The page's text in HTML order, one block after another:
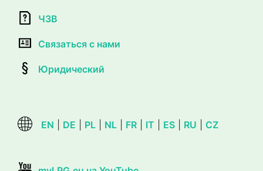
ЧЗВ
Связаться с нами
Юридический
EN DE PL NL FR IT ES RU CZ